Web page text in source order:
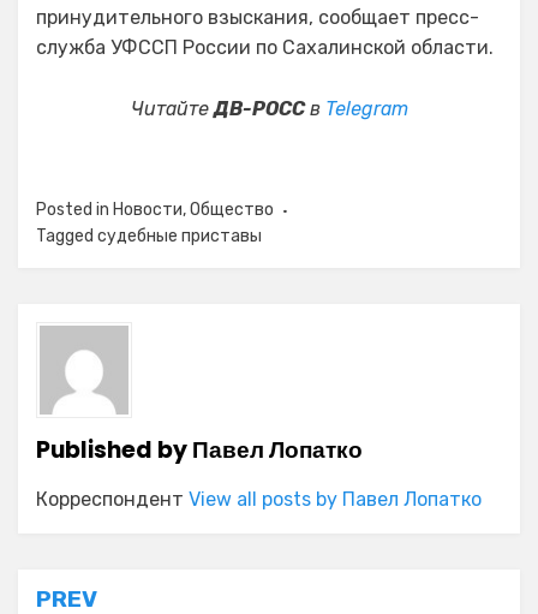
принудительного взыскания, сообщает пресс-
служба УФССП России по Сахалинской области.
ЧитайтеДВ-РОССв Telegram
Posted in Новости,Общество
Tagged судебные приставы
Published byПавел Лопатко
Корреспондент View all posts by Павел Лопатко
PREV